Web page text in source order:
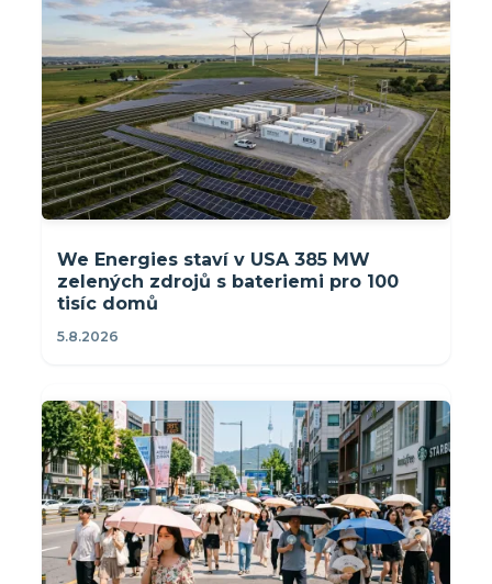
We Energies staví v USA 385 MW
zelených zdrojů s bateriemi pro 100
tisíc domů
5.8.2026